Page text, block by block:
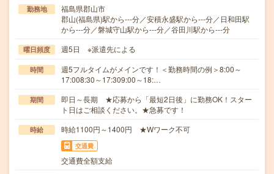
勤務地
福島県郡山市
郡山(福島県)駅から---分／安積永盛駅から---分／日和田駅
から---分／磐城守山駅から---分／谷田川駅から---分
曜日頻度 週5日 ※派遣先による
時間
週5フルタイムがメインです！＜勤務時間の例＞8:00～
17:008:30～17:309:00～18:…
期間
即日～長期 ★応募から「最短2日後」に勤務OK！スター
ト日はご相談ください。★急募です！
時給 時給1100円～1400円 ★Wワーク不可
交通費
交通費全額支給